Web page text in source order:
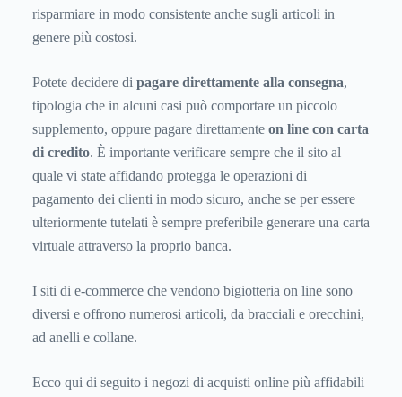
risparmiare in modo consistente anche sugli articoli in
genere più costosi.
Potete decidere di pagare direttamente alla consegna,
tipologia che in alcuni casi può comportare un piccolo
supplemento, oppure pagare direttamente on line con carta
di credito. È importante verificare sempre che il sito al
quale vi state affidando protegga le operazioni di
pagamento dei clienti in modo sicuro, anche se per essere
ulteriormente tutelati è sempre preferibile generare una carta
virtuale attraverso la proprio banca.
I siti di e-commerce che vendono bigiotteria on line sono
diversi e offrono numerosi articoli, da bracciali e orecchini,
ad anelli e collane.
Ecco qui di seguito i negozi di acquisti online più affidabili